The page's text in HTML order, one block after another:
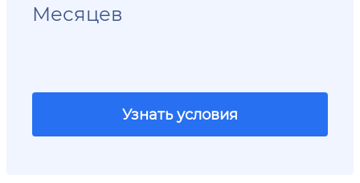
Месяцев
Узнать условия